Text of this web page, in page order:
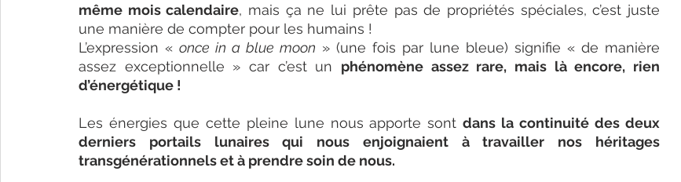
même mois calendaire, mais ça ne lui prête pas de propriétés spéciales, c’est juste
une manière de compter pour les humains !
L’expression « once in a blue moon » (une fois par lune bleue) signifie « de manière
assez exceptionnelle » car c’est un phénomène assez rare, mais là encore, rien
d’énergétique !
Les énergies que cette pleine lune nous apporte sont dans la continuité des deux
derniers portails lunaires qui nous enjoignaient à travailler nos héritages
transgénérationnels et à prendre soin de nous.